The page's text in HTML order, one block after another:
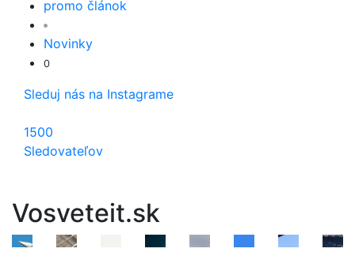
promo článok
Novinky
0
Sleduj nás na Instagrame
1500
Sledovateľov
Vosveteit.sk